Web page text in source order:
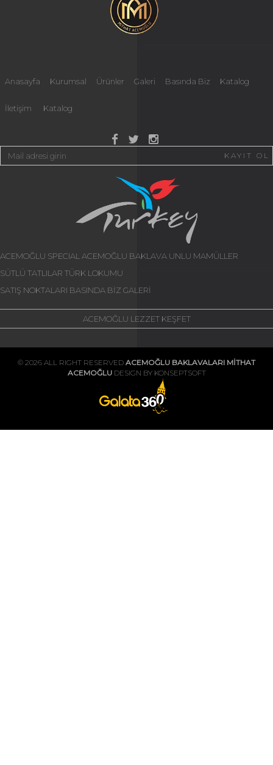
Anasayfa Kurumsal Ürünler Galeri Basında Biz Katalog
İletişim Katalog
KAYIT OL
ACEMOĞLU SPECIALACEMOĞLU BAKLAVA UNLU MAMÜLLER
SÜTLÜ TATLILAR TÜRK LOKUMU
SATIŞ NOKTALARI BASINDA BİZ GALERİ
ACEMOĞLU LEZZET KEŞFET
© 2026 ALL RIGHT RESERVED ACEMOĞLU BAKLAVALARI MİTHAT
ACEMOĞLUDESIGN BY KONSEPTSOFT